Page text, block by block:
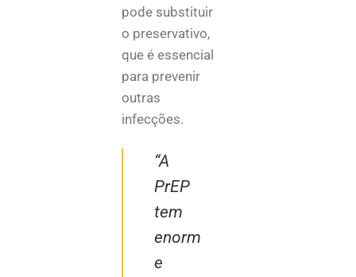
pode substituir
o preservativo,
que é essencial
para prevenir
outras
infecções.
“A
PrEP
tem
enorm
e